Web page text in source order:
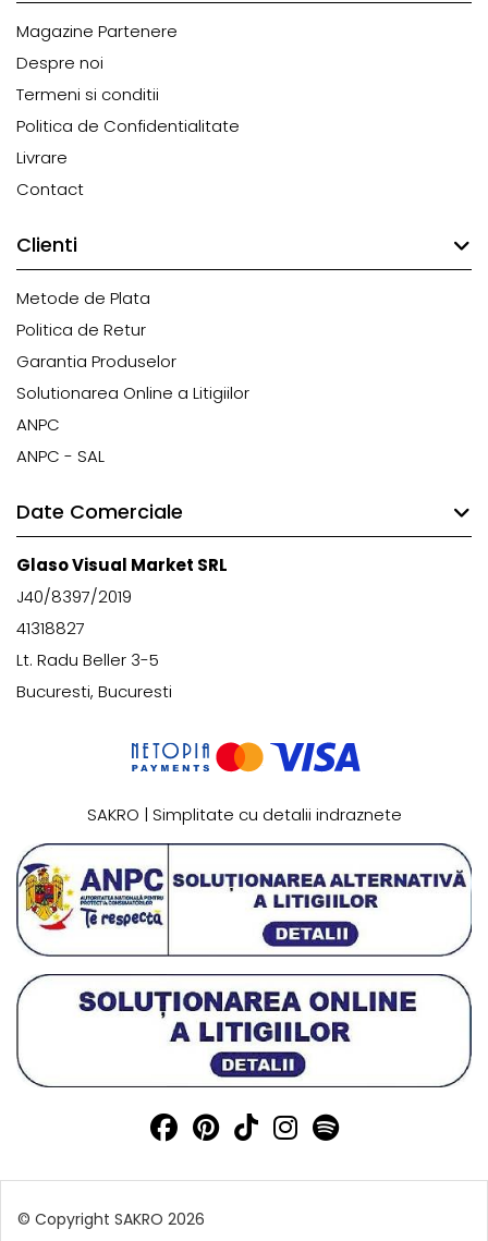
Magazine Partenere
Despre noi
Termeni si conditii
Politica de Confidentialitate
Livrare
Contact
Clienti
Metode de Plata
Politica de Retur
Garantia Produselor
Solutionarea Online a Litigiilor
ANPC
ANPC - SAL
Date Comerciale
Glaso Visual Market SRL
J40/8397/2019
41318827
Lt. Radu Beller 3-5
Bucuresti, Bucuresti
SAKRO | Simplitate cu detalii indraznete
© Copyright SAKRO 2026